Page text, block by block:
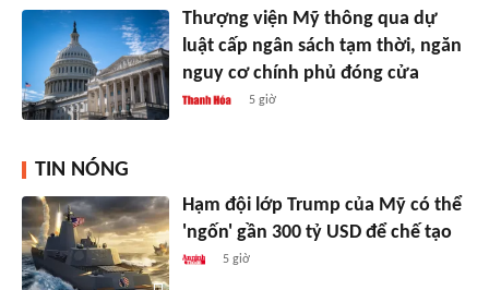
Thượng viện Mỹ thông qua dự
luật cấp ngân sách tạm thời, ngăn
nguy cơ chính phủ đóng cửa
5 giờ
TIN NÓNG
Hạm đội lớp Trump của Mỹ có thể
'ngốn' gần 300 tỷ USD để chế tạo
5 giờ